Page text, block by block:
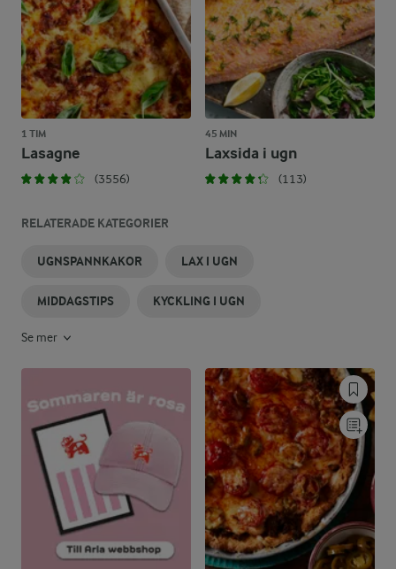
1 TIM
Lasagne
(3556)
45 MIN
Laxsida i ugn
(113)
RELATERADE KATEGORIER
UGNSPANNKAKOR LAX I UGN
MIDDAGSTIPS KYCKLING I UGN
Se mer